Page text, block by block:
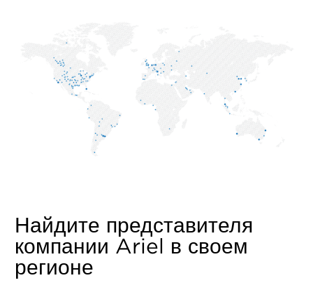
Найдите представителя
компании Ariel в своем
регионе